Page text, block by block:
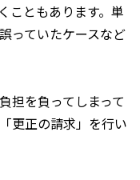
こともあります。単
っていたケースなど
担を負ってしまって
更正の請求」を行い